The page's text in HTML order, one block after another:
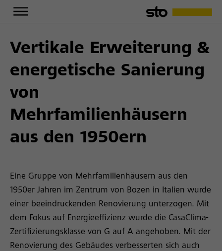
Vertikale Erweiterung &
energetische Sanierung
von
Mehrfamilienhäusern
aus den 1950ern
Eine Gruppe von Mehrfamilienhäusern aus den
1950er Jahren im Zentrum von Bozen in Italien wurde
einer beeindruckenden Renovierung unterzogen. Mit
dem Fokus auf Energieeffizienz wurde die CasaClima-
Zertifizierungsklasse von G auf A angehoben. Mit der
Renovierung des Gebäudes verbesserten sich auch